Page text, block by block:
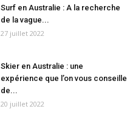
Surf en Australie : A la recherche
de la vague...
27 juillet 2022
Skier en Australie : une
expérience que l’on vous conseille
de...
20 juillet 2022